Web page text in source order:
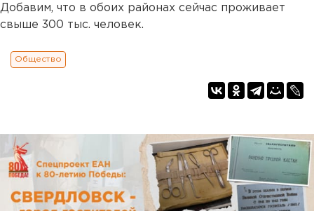
Добавим, что в обоих районах сейчас проживает
свыше 300 тыс. человек.
Общество